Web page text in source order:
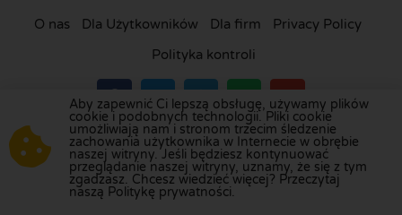
O nas Dla Użytkowników Dla firm
Privacy Policy
Polityka kontroli
Odwiedź naszą platformę recenzji wHolandii,
Wielkiej Brytanii,Francji,Niemczech,Belgii,
Hiszpanii,Włoszech, Portugalii,Danii,Finlandii i
Szwecji.
Aby zapewnić Ci lepszą obsługę, używamy plików
cookie i podobnych technologii. Pliki cookie
umożliwiają nam i stronom trzecim śledzenie
zachowania użytkownika w Internecie w obrębie
naszej witryny. Jeśli będziesz kontynuować
przeglądanie naszej witryny, uznamy, że się z tym
zgadzasz. Chcesz wiedzieć więcej? Przeczytaj
naszą Politykę prywatności.